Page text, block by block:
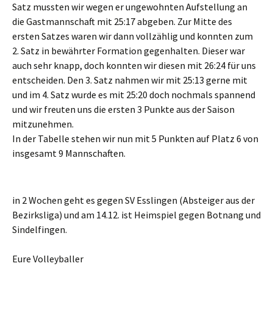
Satz mussten wir wegen er ungewohnten Aufstellung an
die Gastmannschaft mit 25:17 abgeben. Zur Mitte des
ersten Satzes waren wir dann vollzählig und konnten zum
2. Satz in bewährter Formation gegenhalten. Dieser war
auch sehr knapp, doch konnten wir diesen mit 26:24 für uns
entscheiden. Den 3. Satz nahmen wir mit 25:13 gerne mit
und im 4. Satz wurde es mit 25:20 doch nochmals spannend
und wir freuten uns die ersten 3 Punkte aus der Saison
mitzunehmen.
In der Tabelle stehen wir nun mit 5 Punkten auf Platz 6 von
insgesamt 9 Mannschaften.
in 2 Wochen geht es gegen SV Esslingen (Absteiger aus der
Bezirksliga) und am 14.12. ist Heimspiel gegen Botnang und
Sindelfingen.
Eure Volleyballer